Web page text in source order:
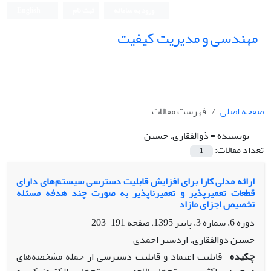
مهندسی و مدیریت کیفیت
صفحه اصلی
فهرست مقالات
نویسنده =ذوالفقاری، حسین
تعداد مقالات:
1
ارائه مدلی کارا برای افزایش قابلیت دسترسی سیستم‌های دارای
قطعات تعمیرپذیر و تعمیرناپذیر به صورت چند هدفه مسئله
تخصیص اجزای مازاد
دوره 6، شماره 3، پاییز 1395، صفحه
191-203
حسین ذوالفقاری، اردشیر احمدی
چکیده قابلیت اعتماد و قابلیت دسترسی از جمله مشخصههای